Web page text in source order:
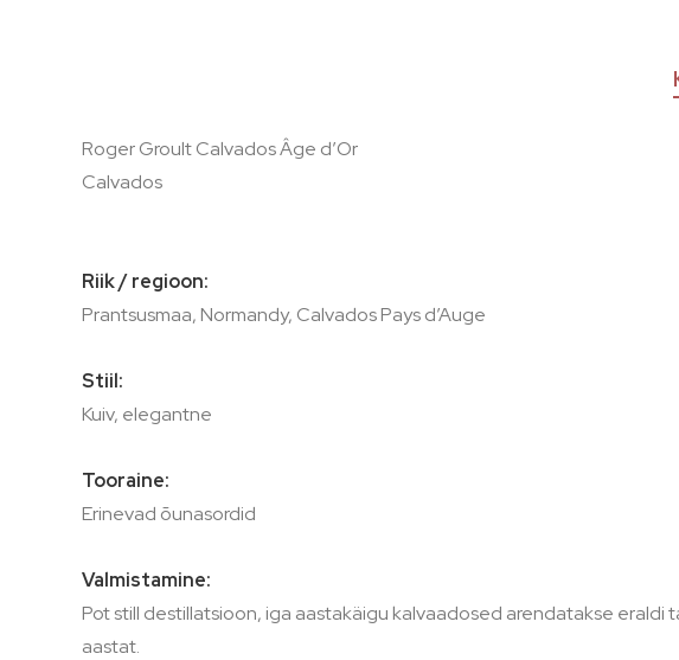
Roger Groult Calvados Âge d’Or
Calvados
Riik / regioon:
Prantsusmaa, Normandy, Calvados Pays d’Auge
Stiil:
Kuiv, elegantne
Tooraine:
Erinevad õunasordid
Valmistamine:
Pot still destillatsioon, iga aastakäigu kalvaadosed arendatakse
aastat.